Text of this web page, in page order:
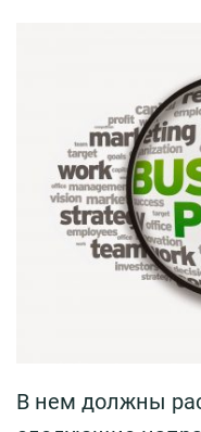
В нем должны